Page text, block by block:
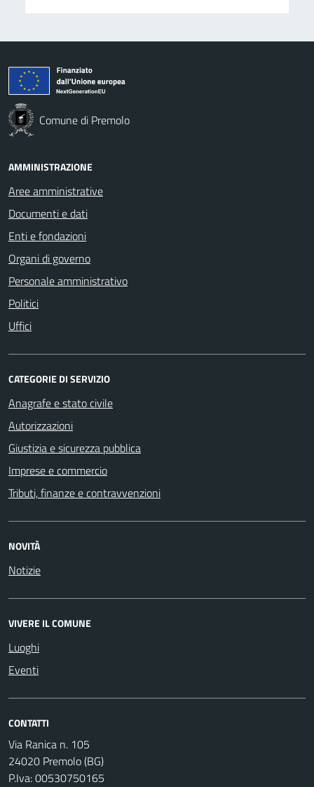
Comune di Premolo
AMMINISTRAZIONE
Aree amministrative
Documenti e dati
Enti e fondazioni
Organi di governo
Personale amministrativo
Politici
Uffici
CATEGORIE DI SERVIZIO
Anagrafe e stato civile
Autorizzazioni
Giustizia e sicurezza pubblica
Imprese e commercio
Tributi, finanze e contravvenzioni
NOVITÀ
Notizie
VIVERE IL COMUNE
Luoghi
Eventi
CONTATTI
Via Ranica n. 105
24020 Premolo (BG)
P.Iva: 00530750165